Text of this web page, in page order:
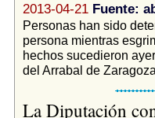
2013-04-21 Fuente:
Personas han sido
persona mientras
hechos sucedieron
del Arrabal de
La Diputación